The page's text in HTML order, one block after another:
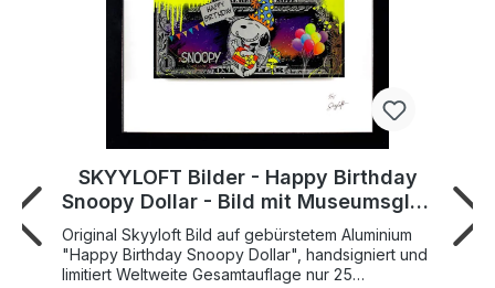
SKYYLOFT Bilder - Happy Birthday
Snoopy Dollar - Bild mit Museumsglas
und Bilderrahmen
Original Skyyloft Bild auf gebürstetem Aluminium
"Happy Birthday Snoopy Dollar", handsigniert und
limitiert Weltweite Gesamtauflage nur 25